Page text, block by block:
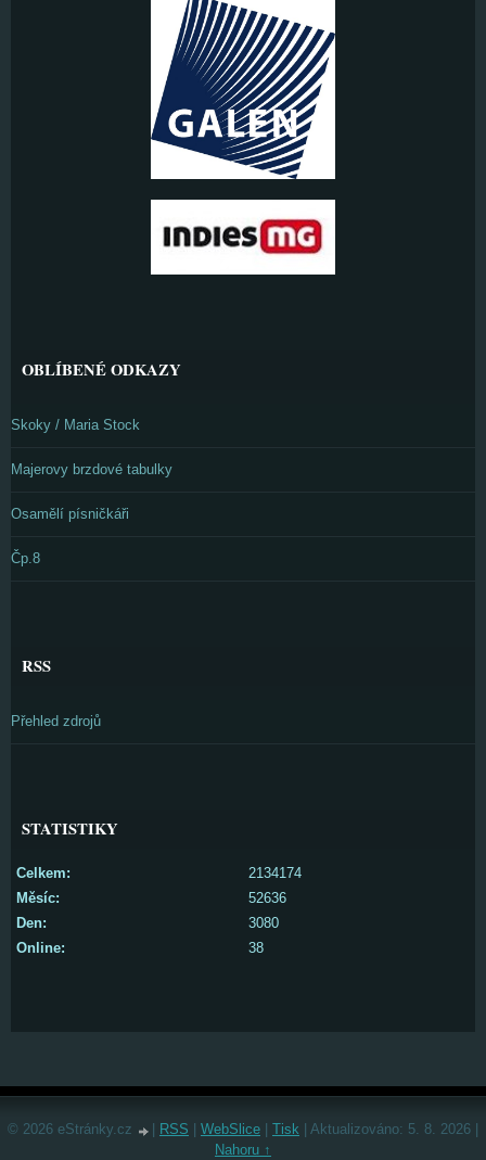
OBLÍBENÉ ODKAZY
Skoky / Maria Stock
Majerovy brzdové tabulky
Osamělí písničkáři
Čp.8
RSS
Přehled zdrojů
STATISTIKY
Online: 38
Celkem:
2134174
Měsíc:
52636
Den:
3080
© 2026 eStránky.cz RSS WebSlice Tisk Aktualizováno: 5. 8. 2026
Nahoru ↑